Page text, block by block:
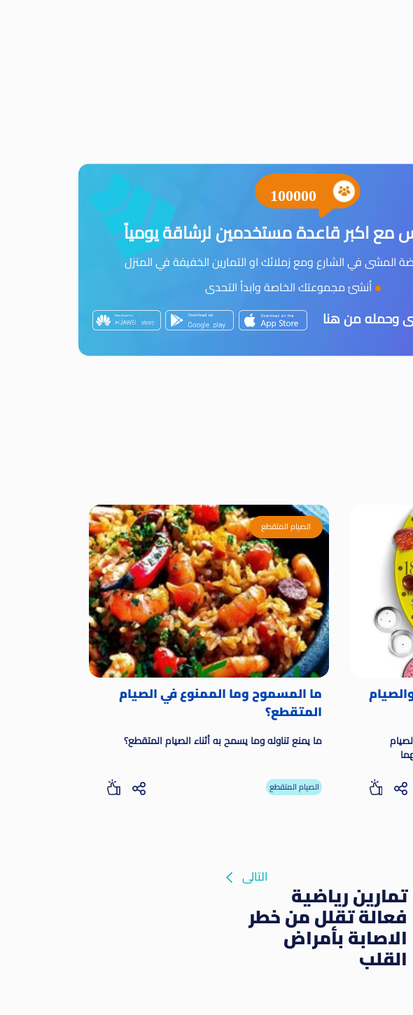
100000
مع اكبر قاعدة مستخدمين لرشاقة يومياً
المشى في الشارع ومع زملائك او التمارين الخفيفة في المنزل
أنشئ مجموعتك الخاصة وابدأ التحدى
وحمله من هنا
الصيام المتقطع
ما المسموح وما الممنوع في الصيام
المتقطع؟
ما يمنع تناوله وما يسمح به أثناء الصيام المتقطع؟
الصيام المتقطع
التالى
تمارين رياضية
فعالة تقلل من خطر
الاصابة بأمراض
القلب